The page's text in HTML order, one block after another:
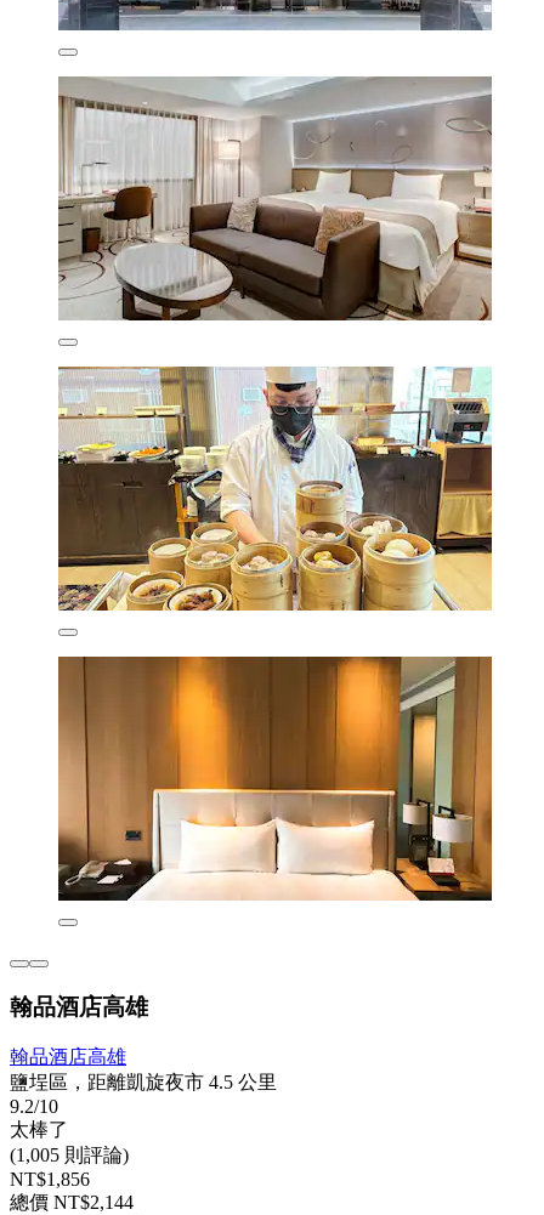
翰品酒店高雄
翰品酒店高雄
鹽埕區，距離凱旋夜市 4.5 公里
9.2/10
太棒了
(1,005 則評論)
NT$1,856
總價 NT$2,144